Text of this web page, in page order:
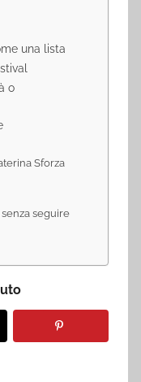
una lista
o
Sforza
seguire